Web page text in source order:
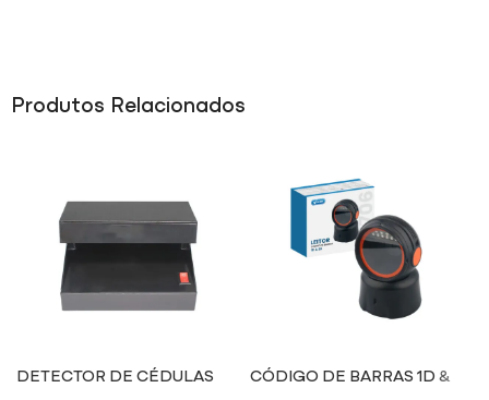
Produtos Relacionados
DETECTOR DE CÉDULAS
CÓDIGO DE BARRAS 1D &